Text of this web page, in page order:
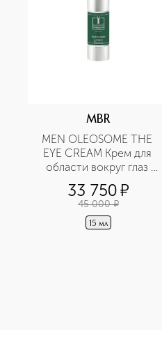
MBR
MEN OLEOSOME THE
EYE CREAM Крем для
области вокруг глаз
разглаживающий
33 750¤
45 000 ¤
15 мл